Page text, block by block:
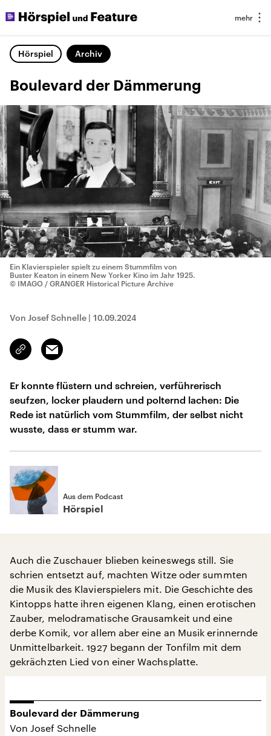
Hörspiel Archiv
Boulevard der Dämmerung
Ein Klavierspieler spielt zu einem Stummfilm von
Buster Keaton in einem New Yorker Kino im Jahr 1925.
© IMAGO / GRANGER Historical Picture Archive
Von Josef Schnelle | 10.09.2024
Link
kopieren/teilen
Email
Er konnte flüstern und schreien, verführerisch
seufzen, locker plaudern und polternd lachen: Die
Rede ist natürlich vom Stummfilm, der selbst nicht
wusste, dass er stumm war.
Aus dem Podcast
Hörspiel
Auch die Zuschauer blieben keineswegs still. Sie
schrien entsetzt auf, machten Witze oder summten
die Musik des Klavierspielers mit. Die Geschichte des
Kintopps hatte ihren eigenen Klang, einen erotischen
Zauber, melodramatische Grausamkeit und eine
derbe Komik, vor allem aber eine an Musik erinnernde
Unmittelbarkeit. 1927 begann der Tonfilm mit dem
gekrächzten Lied von einer Wachsplatte.
Boulevard der Dämmerung
Von Josef Schnelle